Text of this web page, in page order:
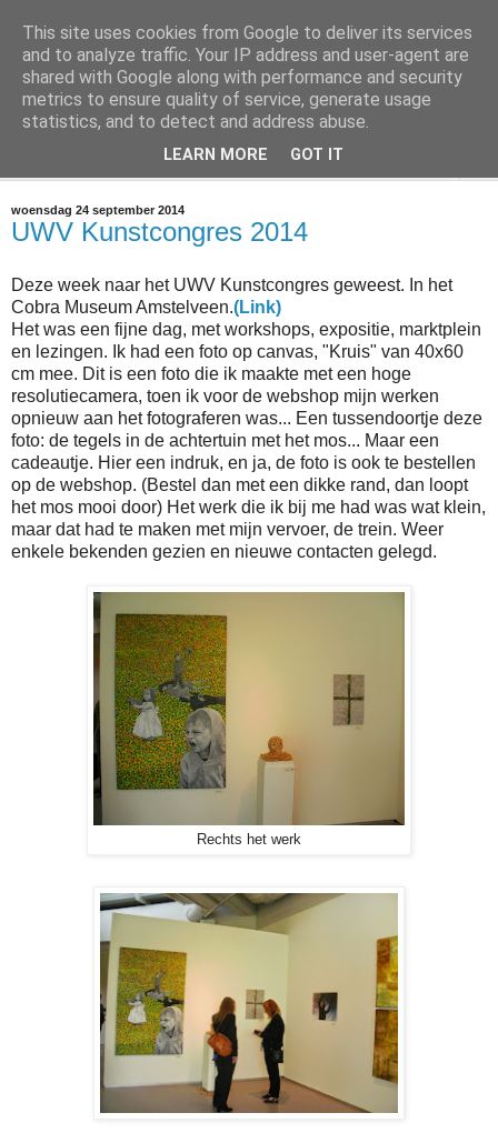
@marc_otte archive*
If you have nothing to do, don't do it here.
woensdag 24 september 2014
UWV Kunstcongres 2014
Deze week naar het UWV Kunstcongres geweest. In het
Cobra Museum Amstelveen.(Link)
Het was een fijne dag, met workshops, expositie, marktplein
en lezingen. Ik had een foto op canvas, "Kruis" van 40x60
cm mee. Dit is een foto die ik maakte met een hoge
resolutiecamera, toen ik voor de webshop mijn werken
opnieuw aan het fotograferen was... Een tussendoortje deze
foto: de tegels in de achtertuin met het mos... Maar een
cadeautje. Hier een indruk, en ja, de foto is ook te bestellen
op de webshop. (Bestel dan met een dikke rand, dan loopt
het mos mooi door) Het werk die ik bij me had was wat klein,
maar dat had te maken met mijn vervoer, de trein. Weer
enkele bekenden gezien en nieuwe contacten gelegd.
Rechts het werk
This site uses cookies from Google to deliver its services
and to analyze traffic. Your IP address and user-agent are
shared with Google along with performance and security
metrics to ensure quality of service, generate usage
statistics, and to detect and address abuse.
LEARN MORE GOT IT